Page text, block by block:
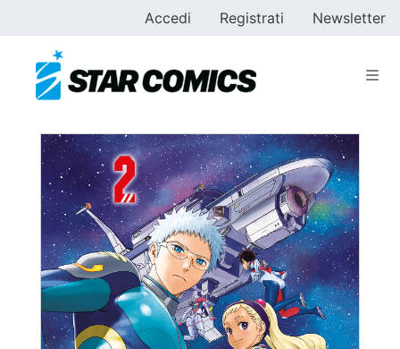
Accedi Registrati Newsletter